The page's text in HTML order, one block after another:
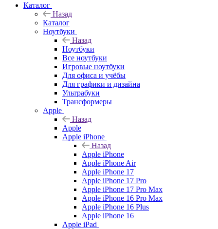
Каталог
Назад
Каталог
Ноутбуки
Назад
Ноутбуки
Все ноутбуки
Игровые ноутбуки
Для офиса и учёбы
Для графики и дизайна
Ультрабуки
Трансформеры
Apple
Назад
Apple
Apple iPhone
Назад
Apple iPhone
Apple iPhone Air
Apple iPhone 17
Apple iPhone 17 Pro
Apple iPhone 17 Pro Max
Apple iPhone 16 Pro Max
Apple iPhone 16 Plus
Apple iPhone 16
Apple iPad